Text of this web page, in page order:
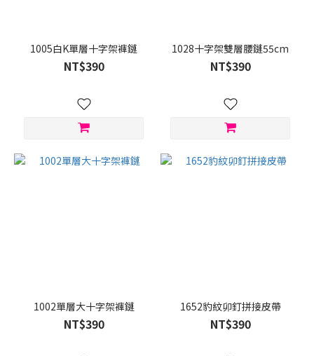
1005白K單層十字架褲鏈
NT$390
1028十字架雙層腰鏈55cm
NT$390
1002單層大十字架褲鏈
NT$390
1652豹紋卯釘拼接皮帶
NT$390